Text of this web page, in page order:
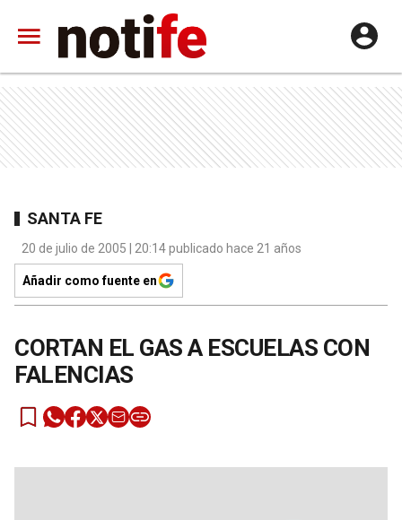
SANTA FE
20 de julio de 2005 | 20:14 publicado hace 21 años
Añadir como fuente en
CORTAN EL GAS A ESCUELAS CON
FALENCIAS